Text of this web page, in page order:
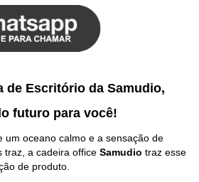
de Escritório da Samudio,
futuro para você!
um oceano calmo e a sensação de
traz, a cadeira office Samudio traz esse
de produto.